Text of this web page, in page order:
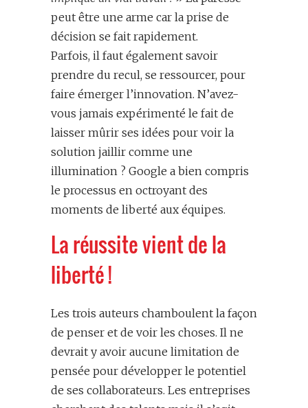
peut être une arme car la prise de
décision se fait rapidement.
Parfois, il faut également savoir
prendre du recul, se ressourcer, pour
faire émerger l’innovation. N’avez-
vous jamais expérimenté le fait de
laisser mûrir ses idées pour voir la
solution jaillir comme une
illumination ? Google a bien compris
le processus en octroyant des
moments de liberté aux équipes.
La réussite vient de la
liberté !
Les trois auteurs chamboulent la façon
de penser et de voir les choses. Il ne
devrait y avoir aucune limitation de
pensée pour développer le potentiel
de ses collaborateurs. Les entreprises